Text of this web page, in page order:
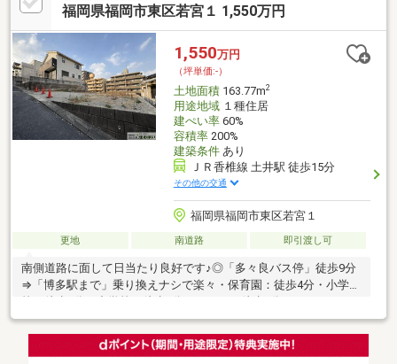
ルティストア福岡東店 】でスタートしませんか？ご条件など何も
強い」【リアルティストア】にお任せください♪
福岡県福岡市東区若宮１ 1,550万円
1,550万円
（坪単価:-）
土地面積163.77m2
用途地域１種住居
建ぺい率60%
容積率200%
建築条件あり
ＪＲ香椎線 土井駅 徒歩15分
その他の交通
福岡県福岡市東区若宮１
更地 南道路 即引渡し可
南側道路に面して日当たり良好です♪◎「多々良バス停」徒歩9分
⇒「博多駅まで」乗り換えナシで楽々・保育園：徒歩4分・小学
グ：徒歩6分・グッデイ：徒歩12分・セブンイレブン：徒歩3分※
土砂災害警戒区域内※要セットバック しっかりとサポートさせ
ていただきますのでご安心くださいませ。【住まいの相談窓口